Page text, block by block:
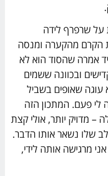
על שרפרף לידה
הקרם מהקערה ומנסה
אמרה שהסוד הוא לא
ובכוונה ששמים
עוגה שאופים בשביל
לי פעם. המתכון הזה
מדויק יותר, אולי קצת
שלו נשאר אותו הדבר.
מרגישה אותה לידי,